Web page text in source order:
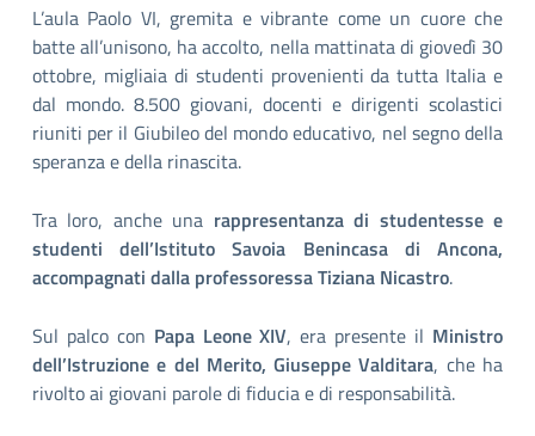
L’aula Paolo VI, gremita e vibrante come un cuore che
batte all’unisono, ha accolto, nella mattinata di giovedì 30
ottobre, migliaia di studenti provenienti da tutta Italia e
dal mondo. 8.500 giovani, docenti e dirigenti scolastici
riuniti per il Giubileo del mondo educativo, nel segno della
speranza e della rinascita.
Tra loro, anche una rappresentanza di studentesse e
studenti dell’Istituto Savoia Benincasa di Ancona,
accompagnati dalla professoressa Tiziana Nicastro.
Sul palco con Papa Leone XIV, era presente il Ministro
dell’Istruzione e del Merito, Giuseppe Valditara, che ha
rivolto ai giovani parole di fiducia e di responsabilità.